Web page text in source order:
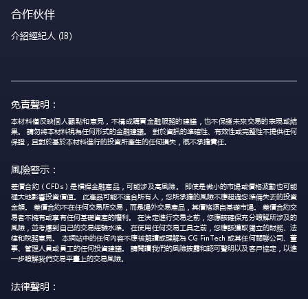
合作伙伴
介紹經紀人 (IB)
免責聲明：
本材料僅反映個人觀點和意見，不構成購買金融服務的建議，也不保證未來交易的表現或結
果。 請勿將本材料視為任何形式的金融建議。 對於資訊的準確性、有效性或完整性不提供任何
保證，且對於基於本材料進行的投資所產生的任何損失，概不承擔責任。
風險警示：
差價合約（CFDs）是槓桿金融產品，可能涉及高風險。 即使是微小的市場或價格波動也可能
極大地影響投資價值。 此產品可能不適合所有人，您所承擔的風險不應超過您準備失去的投資
金額。 差價合約不在任何交易所交易，而是場外交易產品，其價格源自基礎市場。 差價合約交
易者不擁有或享有任何基礎資產的權利。 在決定進行交易之前，您應該確保充分瞭解所涉及的
風險，並考慮到自己的交易經驗水準。 在使用任何交易工具之前，您應該獲取獨立的財務、法
律和稅務意見。 本網站中的任何內容不應被解讀或理解為 CG FinTech 或其任何關聯公司、董
事、管理人員或員工的任何投資建議。 請閱讀我們的風險披露和認可聲明以及客戶協定，以進
一步瞭解我們交易平臺上的交易風險。
法律聲明：